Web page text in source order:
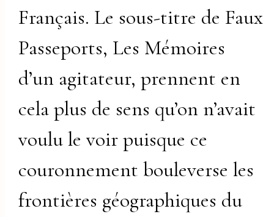
Français. Le sous-titre de Faux
Passeports, Les Mémoires
d’un agitateur, prennent en
cela plus de sens qu’on n’avait
voulu le voir puisque ce
couronnement bouleverse les
frontières géographiques du